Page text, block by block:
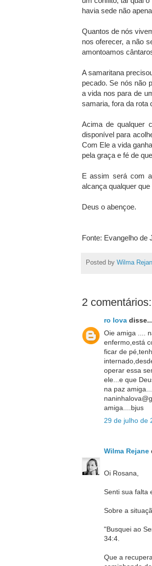
havia sede não
Quantos de nós
nos oferecer, a não
amontoamos
A samaritana
pecado. Se nós não
a vida nos para de
samaria, fora da rota
Acima de qualquer
disponível para
Com Ele a vida
pela graça e fé de
E assim será com
alcança qualquer
Deus o abençoe.
Fonte: Evangelho de
Posted by Wilma
2 comentários:
ro lovadisse...
Oie amiga ....
enfermo,está
ficar de
operar essa
ele...e que
na paz
amiga....bjus
29 de julho de
Wilma Rejane
Oi Rosana,
Senti sua falta
Sobre a
"Busquei ao
34:4.
Que a